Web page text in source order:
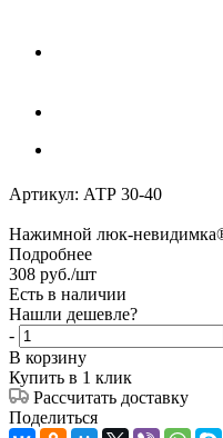
Артикул: АТР 30-40
Нажимной люк-
Подробнее
308 руб./шт
Есть в наличии
Нашли дешевле?
-
В корзину
Купить в 1 клик
Рассчитать доставку
Поделиться